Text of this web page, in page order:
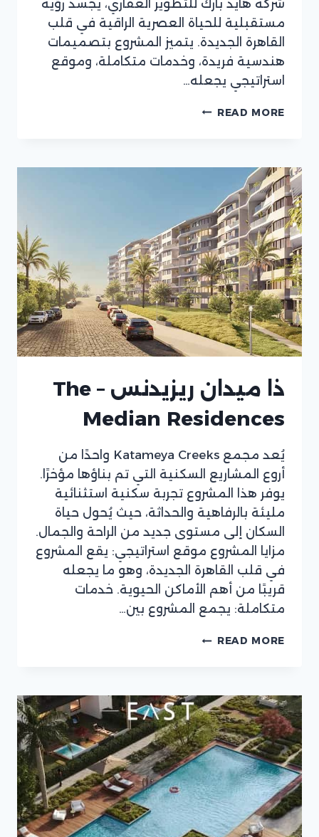
شركة هايد بارك للتطوير العقاري، يجسد رؤية
مستقبلية للحياة العصرية الراقية في قلب
القاهرة الجديدة. يتميز المشروع بتصميمات
هندسية فريدة، وخدمات متكاملة، وموقع
استراتيجي يجعله…
READ MORE كمبوند
التجمع
HYDE
PARK
CENTRAL
NEW
CAIRO
ذا ميدان ريزيدنس – The
Median Residences
يُعد مجمع Katameya Creeks واحدًا من
أروع المشاريع السكنية التي تم بناؤها مؤخرًا.
يوفر هذا المشروع تجربة سكنية استثنائية
مليئة بالرفاهية والحداثة، حيث يُحول حياة
السكان إلى مستوى جديد من الراحة والجمال.
مزايا المشروع موقع استراتيجي: يقع المشروع
في قلب القاهرة الجديدة، وهو ما يجعله
قريبًا من أهم الأماكن الحيوية. خدمات
متكاملة: يجمع المشروع بين…
READ MORE ذا
THE
MEDIAN
RESIDENCES